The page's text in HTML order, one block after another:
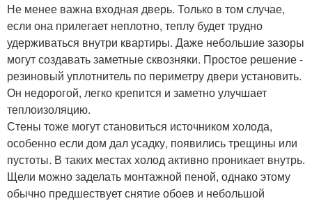
Не менее важна входная дверь. Только в том случае,
если она прилегает неплотно, теплу будет трудно
удерживаться внутри квартиры. Даже небольшие зазоры
могут создавать заметные сквозняки. Простое решение -
резиновый уплотнитель по периметру двери установить.
Он недорогой, легко крепится и заметно улучшает
теплоизоляцию.
Стены тоже могут становиться источником холода,
особенно если дом дал усадку, появились трещины или
пустоты. В таких местах холод активно проникает внутрь.
Щели можно заделать монтажной пеной, однако этому
обычно предшествует снятие обоев и небольшой